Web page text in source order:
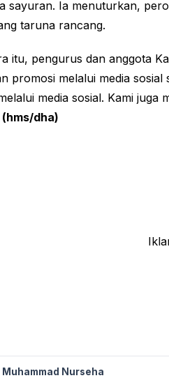
sayuran. Ia menuturkan,
taruna rancang.
itu, pengurus dan anggota
promosi melalui media
media sosial. Kami juga
(hms/dha)
Muhammad Nurseha